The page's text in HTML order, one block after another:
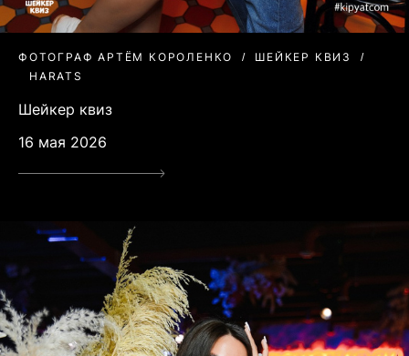
ФОТОГРАФ АРТЁМ КОРОЛЕНКО
ШЕЙКЕР КВИЗ
HARATS
Шейкер квиз
16 мая 2026